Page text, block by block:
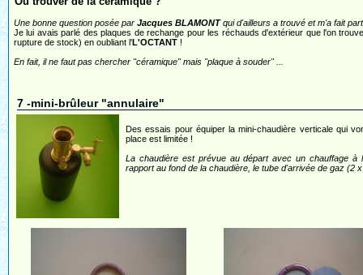
Une bonne question posée par Jacques BLAMONTqui d'ailleurs a trouvé et m'a fait
Je lui avais parlé des plaques de rechange pour les réchauds d'extérieur que l'on
rupture de stock) en oubliant l'L'OCTANT !
En fait, il ne faut pas chercher "céramique" mais "plaque à souder" ...
7 -mini-brûleur "annulaire"
Des essais pour équiper la mini-chaudière verticale qui
place est limitée !
La chaudière est prévue au départ avec un chauffage à
rapport au fond de la chaudière, le tube d'arrivée de gaz (2